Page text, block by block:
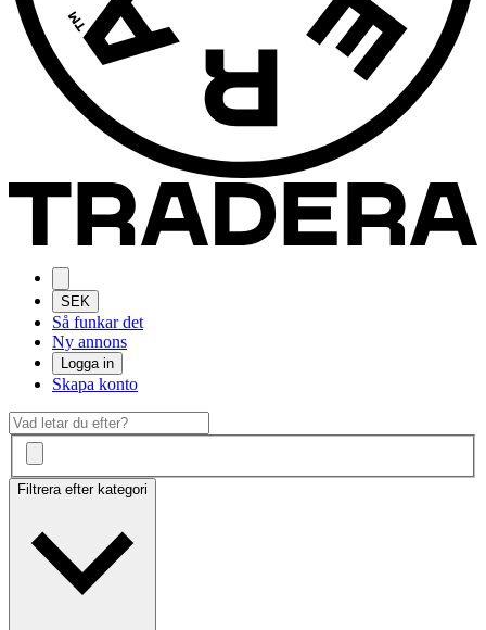
SEK
Så funkar det
Ny annons
Logga in
Skapa konto
Filtrera efter kategori